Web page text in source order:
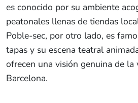
es conocido por su ambiente
peatonales llenas de tiendas
Poble-sec, por otro lado, es
tapas y su escena teatral
ofrecen una visión genuina de la
Barcelona.